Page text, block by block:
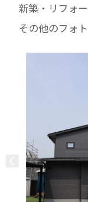
新築・リフォ
その他のフォ